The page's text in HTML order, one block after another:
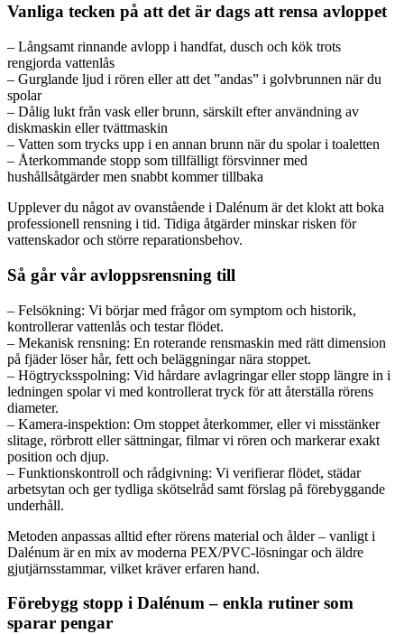
Vanliga tecken på att det är dags att rensa avloppet
– Långsamt rinnande avlopp i handfat, dusch och kök trots
rengjorda vattenlås
– Gurglande ljud i rören eller att det ”andas” i golvbrunnen när du
spolar
– Dålig lukt från vask eller brunn, särskilt efter användning av
diskmaskin eller tvättmaskin
– Vatten som trycks upp i en annan brunn när du spolar i toaletten
– Återkommande stopp som tillfälligt försvinner med
hushållsåtgärder men snabbt kommer tillbaka
Upplever du något av ovanstående i Dalénum är det klokt att boka
professionell rensning i tid. Tidiga åtgärder minskar risken för
vattenskador och större reparationsbehov.
Så går vår avloppsrensning till
– Felsökning: Vi börjar med frågor om symptom och historik,
kontrollerar vattenlås och testar flödet.
– Mekanisk rensning: En roterande rensmaskin med rätt dimension
på fjäder löser hår, fett och beläggningar nära stoppet.
– Högtrycksspolning: Vid hårdare avlagringar eller stopp längre in i
ledningen spolar vi med kontrollerat tryck för att återställa rörens
diameter.
– Kamera-inspektion: Om stoppet återkommer, eller vi misstänker
slitage, rörbrott eller sättningar, filmar vi rören och markerar exakt
position och djup.
– Funktionskontroll och rådgivning: Vi verifierar flödet, städar
arbetsytan och ger tydliga skötselråd samt förslag på förebyggande
underhåll.
Metoden anpassas alltid efter rörens material och ålder – vanligt i
Dalénum är en mix av moderna PEX/PVC-lösningar och äldre
gjutjärnsstammar, vilket kräver erfaren hand.
Förebygg stopp i Dalénum – enkla rutiner som
sparar pengar